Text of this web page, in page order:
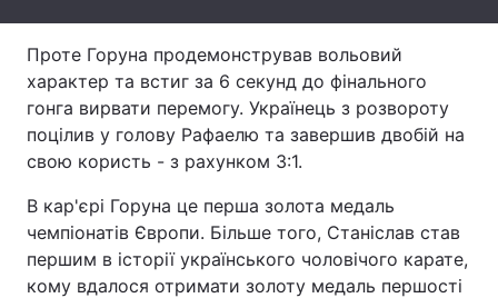
Тема оформлення
Проте Горуна продемонстрував вольовий
характер та встиг за 6 секунд до фінального
гонга вирвати перемогу. Українець з розвороту
поцілив у голову Рафаелю та завершив двобій на
свою користь - з рахунком 3:1.
В кар'єрі Горуна це перша золота медаль
чемпіонатів Європи. Більше того, Станіслав став
першим в історії українського чоловічого карате,
кому вдалося отримати золоту медаль першості